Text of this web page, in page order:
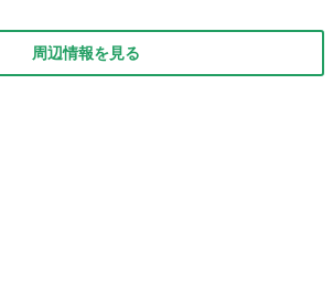
周辺情報を見る